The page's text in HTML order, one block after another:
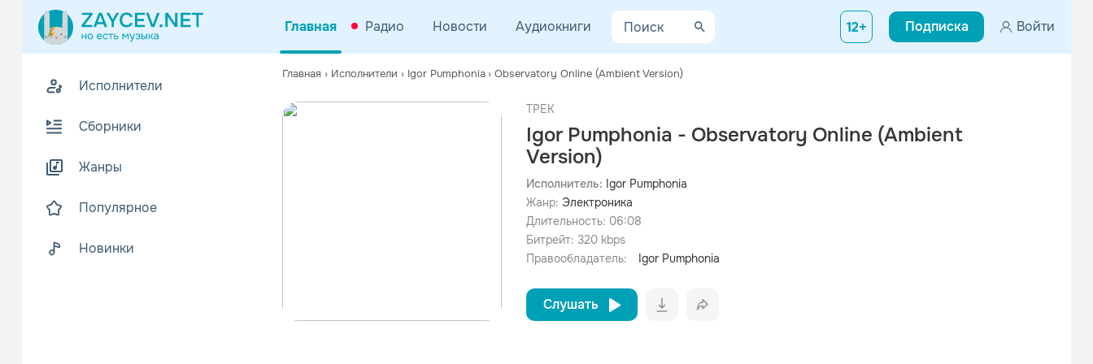
Главная Радио Новости Аудиокниги 12+ Подписка Войти
Исполнители
Сборники
Жанры
Популярное
Новинки
Главная › Исполнители › Igor Pumphonia › Observatory Online (Ambient Version)
ТРЕК
Igor Pumphonia - Observatory Online (Ambient
Version)
Исполнитель: Igor Pumphonia
Жанр: Электроника
Длительность: 06:08
Битрейт: 320 kbps
Правообладатель:
Igor Pumphonia
Слушать
просмотра рекламы
оформления подписки.
После просмотра Вы сможете скачать 3 файла без
дополнительной рекламы!